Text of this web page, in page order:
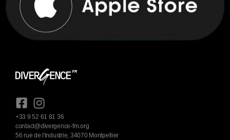
+33 9 52 61 81 36
contact@divergence-fm.org
56 rue de l'industrie, 34070 Montpellier